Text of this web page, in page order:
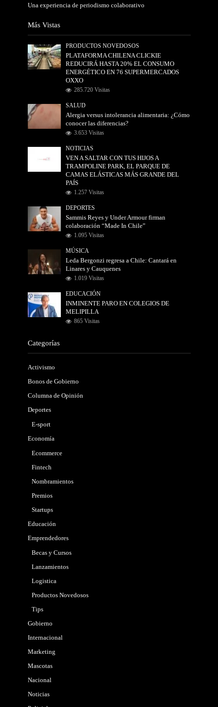
Una experiencia de periodismo colaborativo
Más Vistas
PRODUCTOS NOVEDOSOS
PLATAFORMA CHILENA CLICKIE
REDUCIRÁ HASTA 20% EL CONSUMO
ENERGÉTICO EN 76 SUPERMERCADOS
OXXO
285.720 Visitas
SALUD
Alergia versus intolerancia alimentaria: ¿Cómo
conocer las diferencias?
3.653 Visitas
NOTICIAS
VEN A SALTAR CON TUS HIJOS A
TRAMPOLINE PARK, EL PARQUE DE
CAMAS ELÁSTICAS MÁS GRANDE DEL
PAÍS
1.257 Visitas
DEPORTES
Sammis Reyes y Under Armour firman
colaboración “Made In Chile”
1.095 Visitas
MÚSICA
Leda Bergonzi regresa a Chile: Cantará en
Linares y Cauquenes
1.019 Visitas
EDUCACIÓN
INMINENTE PARO EN COLEGIOS DE
MELIPILLA
865 Visitas
Categorías
Activismo
Bonos de Gobierno
Columna de Opinión
Deportes
E-sport
Economía
Ecommerce
Fintech
Nombramientos
Premios
Startups
Educación
Emprendedores
Becas y Cursos
Lanzamientos
Logistica
Productos Novedosos
Tips
Gobierno
Internacional
Marketing
Mascotas
Nacional
Noticias